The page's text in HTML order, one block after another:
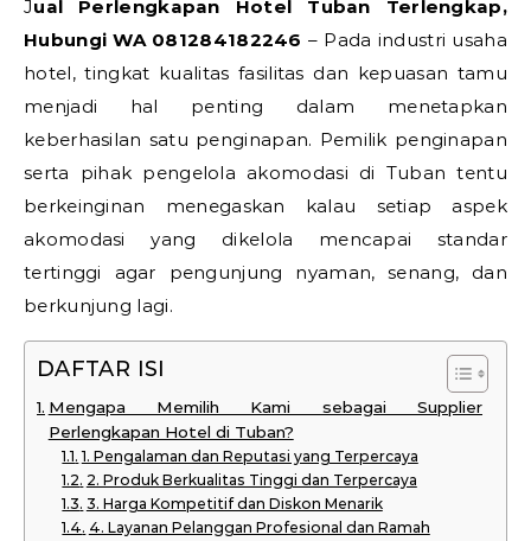
Jual Perlengkapan Hotel Tuban Terlengkap,
Hubungi WA 081284182246 – Pada industri usaha
hotel, tingkat kualitas fasilitas dan kepuasan tamu
menjadi hal penting dalam menetapkan
keberhasilan satu penginapan. Pemilik penginapan
serta pihak pengelola akomodasi di Tuban tentu
berkeinginan menegaskan kalau setiap aspek
akomodasi yang dikelola mencapai standar
tertinggi agar pengunjung nyaman, senang, dan
berkunjung lagi.
DAFTAR ISI
Mengapa Memilih Kami sebagai Supplier
Perlengkapan Hotel di Tuban?
1. Pengalaman dan Reputasi yang Terpercaya
2. Produk Berkualitas Tinggi dan Terpercaya
3. Harga Kompetitif dan Diskon Menarik
4. Layanan Pelanggan Profesional dan Ramah